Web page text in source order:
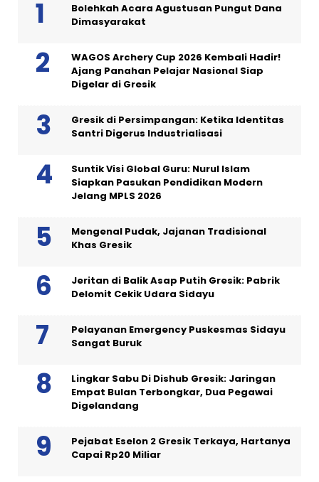
Bolehkah Acara Agustusan Pungut Dana
Dimasyarakat
WAGOS Archery Cup 2026 Kembali Hadir!
Ajang Panahan Pelajar Nasional Siap
Digelar di Gresik
Gresik di Persimpangan: Ketika Identitas
Santri Digerus Industrialisasi
Suntik Visi Global Guru: Nurul Islam
Siapkan Pasukan Pendidikan Modern
Jelang MPLS 2026
Mengenal Pudak, Jajanan Tradisional
Khas Gresik
Jeritan di Balik Asap Putih Gresik: Pabrik
Delomit Cekik Udara Sidayu
Pelayanan Emergency Puskesmas Sidayu
Sangat Buruk
Lingkar Sabu Di Dishub Gresik: Jaringan
Empat Bulan Terbongkar, Dua Pegawai
Digelandang
Pejabat Eselon 2 Gresik Terkaya, Hartanya
Capai Rp20 Miliar